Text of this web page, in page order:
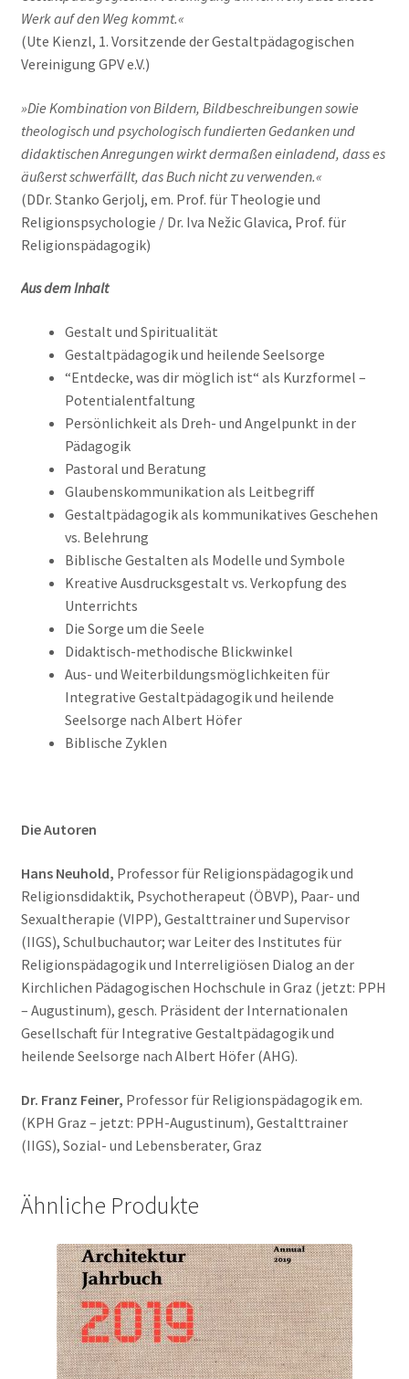
Werk auf den Weg kommt.«
(Ute Kienzl, 1. Vorsitzende der Gestaltpädagogischen
Vereinigung GPV e.V.)
»Die Kombination von Bildern, Bildbeschreibungen sowie
theologisch und psychologisch fundierten Gedanken und
didaktischen Anregungen wirkt dermaßen einladend, dass es
äußerst schwerfällt, das Buch nicht zu verwenden.«
(DDr. Stanko Gerjolj, em. Prof. für Theologie und
Religionspsychologie / Dr. Iva Nežic Glavica, Prof. für
Religionspädagogik)
Aus dem Inhalt
Gestalt und Spiritualität
Gestaltpädagogik und heilende Seelsorge
“Entdecke, was dir möglich ist“ als Kurzformel –
Potentialentfaltung
Persönlichkeit als Dreh- und Angelpunkt in der
Pädagogik
Pastoral und Beratung
Glaubenskommunikation als Leitbegriff
Gestaltpädagogik als kommunikatives Geschehen
vs. Belehrung
Biblische Gestalten als Modelle und Symbole
Kreative Ausdrucksgestalt vs. Verkopfung des
Unterrichts
Die Sorge um die Seele
Didaktisch-methodische Blickwinkel
Aus- und Weiterbildungsmöglichkeiten für
Integrative Gestaltpädagogik und heilende
Seelsorge nach Albert Höfer
Biblische Zyklen
Die Autoren
Hans Neuhold, Professor für Religionspädagogik und
Religionsdidaktik, Psychotherapeut (ÖBVP), Paar- und
Sexualtherapie (VIPP), Gestalttrainer und Supervisor
(IIGS), Schulbuchautor; war Leiter des Institutes für
Religionspädagogik und Interreligiösen Dialog an der
Kirchlichen Pädagogischen Hochschule in Graz (jetzt: PPH
– Augustinum), gesch. Präsident der Internationalen
Gesellschaft für Integrative Gestaltpädagogik und
heilende Seelsorge nach Albert Höfer (AHG).
Dr. Franz Feiner, Professor für Religionspädagogik em.
(KPH Graz – jetzt: PPH-Augustinum), Gestalttrainer
(IIGS), Sozial- und Lebensberater, Graz
Ähnliche Produkte